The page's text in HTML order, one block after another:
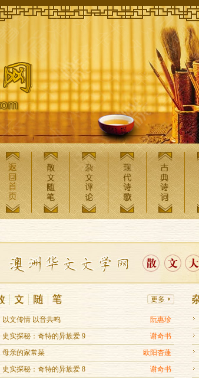
以文传情 以音共鸣
阮惠珍
史实探秘：奇特的异族爱 9
谢奇书
母亲的家常菜
欧阳杏蓬
史实探秘：奇特的异族爱 8
谢奇书